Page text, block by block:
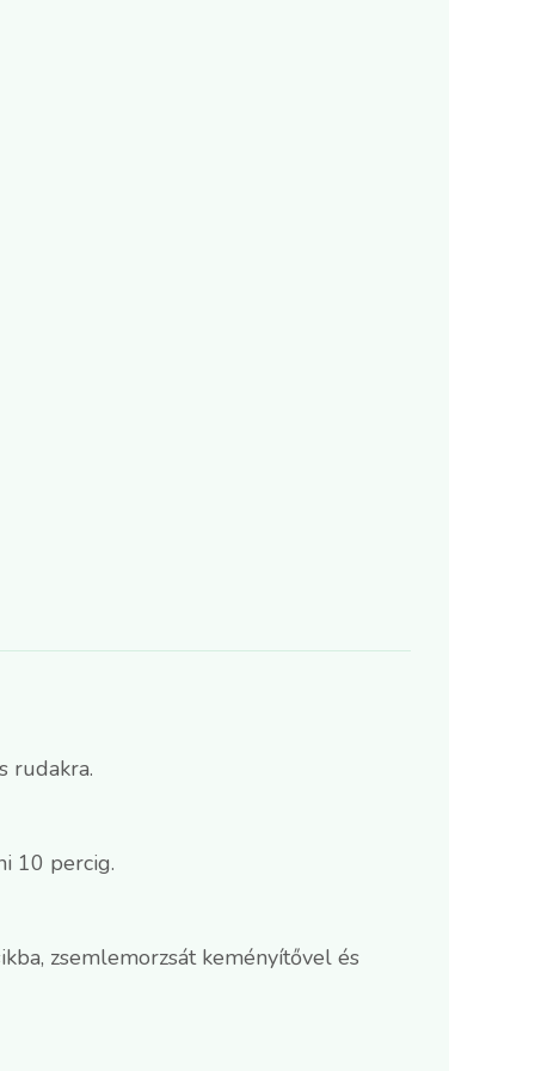
rudakra.
10 percig.
zsemlemorzsát keményítővel és